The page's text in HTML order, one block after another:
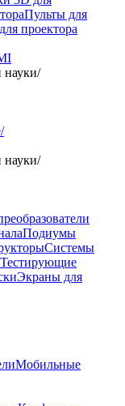
Пульты для
проектора
науки/
науки/
Подиумы
Системы
Тестирующие
Экраны для
Мобильные